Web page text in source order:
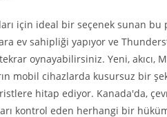
için ideal bir seçenek sunan
ev sahipliği yapıyor ve
oynayabilirsiniz. Yeni, akıcı,
mobil cihazlarda kusursuz bir
hitap ediyor. Kanada'da,
kontrol eden herhangi bir